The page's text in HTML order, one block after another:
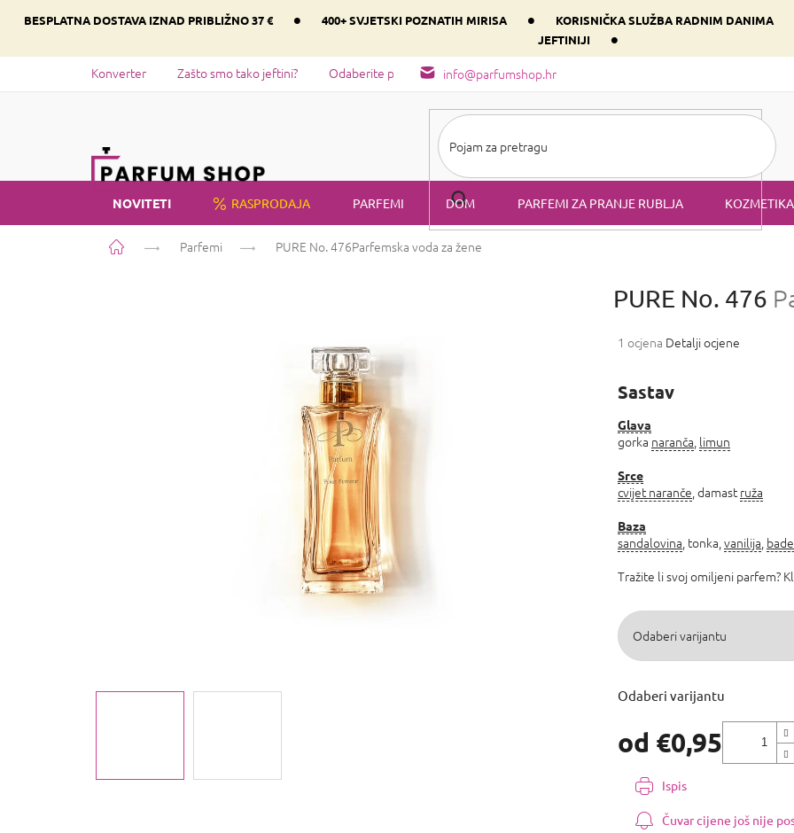
BESPLATNA DOSTAVA IZNAD PRIBLIŽNO 37 € • 400+ SVJETSKI POZNATIH MIRISA • KORISNIČKA SLUŽBA RADNIM DANIMA
JEFTINIJI
•
info@parfumshop.hr
Konverter Zašto smo tako jeftini? Odaberite parfem svog srca prema dominantnoj komponenti
NOVITETI RASPRODAJA PARFEMI DOM PARFEMI ZA PRANJE RUBLJA KOZMETIKA
Početna Parfemi PURE No. 476Parfemska voda za žene
PURE No. 476
Prosječna
je
od
5
1 ocjena Detalji ocjene
od €0,95
cijenu:
Odaberi varijantu
Sastav
Glava
gorka naranča limun
Srce
cvijet naranče , damast ruža
Baza
sandalovina , tonka, vanilija
Tražite li svoj omiljeni parfem?
Ispis
Čuvar cijene još nije